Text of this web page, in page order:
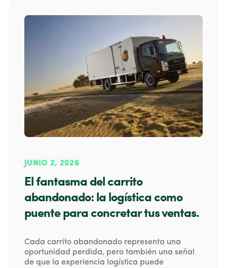
JUNIO 2, 2026
El fantasma del carrito
abandonado: la logística como
puente para concretar tus ventas.
Cada carrito abandonado representa una
oportunidad perdida, pero también una señal
de que la experiencia logística puede